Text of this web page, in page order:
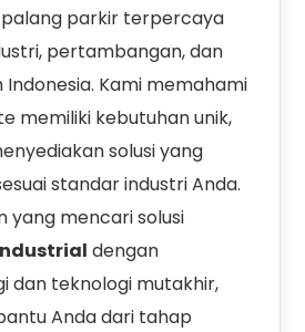
parkir terpercaya
pertambangan, dan
Indonesia. Kami memahami
memiliki kebutuhan unik,
solusi yang
standar industri Anda.
yang mencari solusi
dengan
dan teknologi mutakhir,
Anda dari tahap